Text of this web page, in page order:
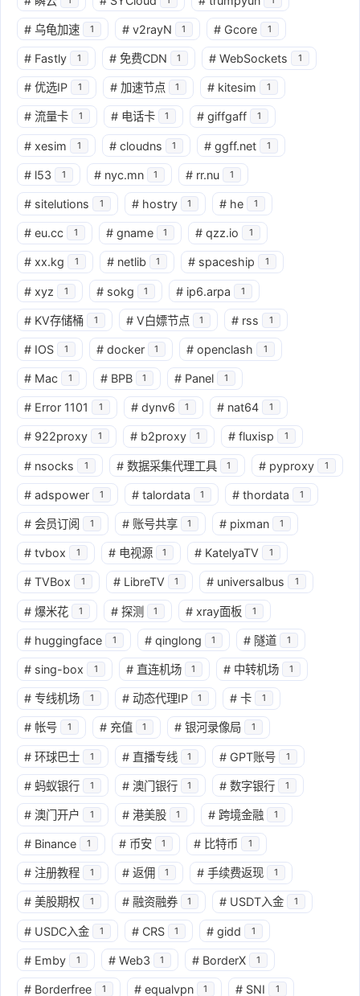
# 乌龟加速 1 # v2rayN 1 # Gcore 1
# Fastly 1 # 免费CDN 1 # WebSockets 1
# 优选IP 1 # 加速节点 1 # kitesim 1
# 流量卡 1 # 电话卡 1 # giffgaff 1
# xesim 1 # cloudns 1 # ggff.net 1
# l53 1 # nyc.mn 1 # rr.nu 1
# sitelutions 1 # hostry 1 # he 1
# eu.cc 1 # gname 1 # qzz.io 1
# xx.kg 1 # netlib 1 # spaceship 1
# xyz 1 # sokg 1 # ip6.arpa 1
# KV存储桶 1 # V白嫖节点 1 # rss 1
# IOS 1 # docker 1 # openclash 1
# Mac 1 # BPB 1 # Panel 1
# Error 1101 1 # dynv6 1 # nat64 1
# 922proxy 1 # b2proxy 1 # fluxisp 1
# nsocks 1 # 数据采集代理工具 1 # pyproxy 1
# adspower 1 # talordata 1 # thordata 1
# 会员订阅 1 # 账号共享 1 # pixman 1
# tvbox 1 # 电视源 1 # KatelyaTV 1
# TVBox 1 # LibreTV 1 # universalbus 1
# 爆米花 1 # 探测 1 # xray面板 1
# huggingface 1 # qinglong 1 # 隧道 1
# sing-box 1 # 直连机场 1 # 中转机场 1
# 专线机场 1 # 动态代理IP 1 # 卡 1
# 帐号 1 # 充值 1 # 银河录像局 1
# 环球巴士 1 # 直播专线 1 # GPT账号 1
# 蚂蚁银行 1 # 澳门银行 1 # 数字银行 1
# 澳门开户 1 # 港美股 1 # 跨境金融 1
# Binance 1 # 币安 1 # 比特币 1
# 注册教程 1 # 返佣 1 # 手续费返现 1
# 美股期权 1 # 融资融券 1 # USDT入金 1
# USDC入金 1 # CRS 1 # gidd 1
# Emby 1 # Web3 1 # BorderX 1
# Borderfree 1 # equalvpn 1 # SNI 1